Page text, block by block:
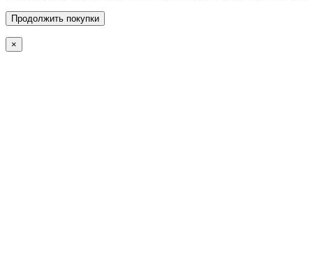
Продолжить покупки
×